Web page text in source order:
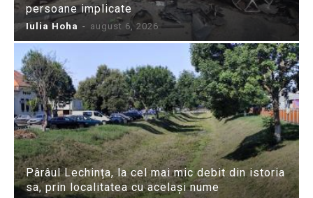
persoane implicate
Iulia Hoha - august 6, 2026
Pârâul Lechința, la cel mai mic debit din istoria
sa, prin localitatea cu același nume